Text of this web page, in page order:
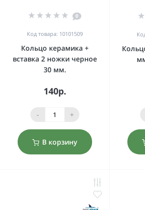
0
Код товара: 10101509
Кольцо керамика +
вставка 2 ножки черное
30 мм.
140р.
- +
В корзину